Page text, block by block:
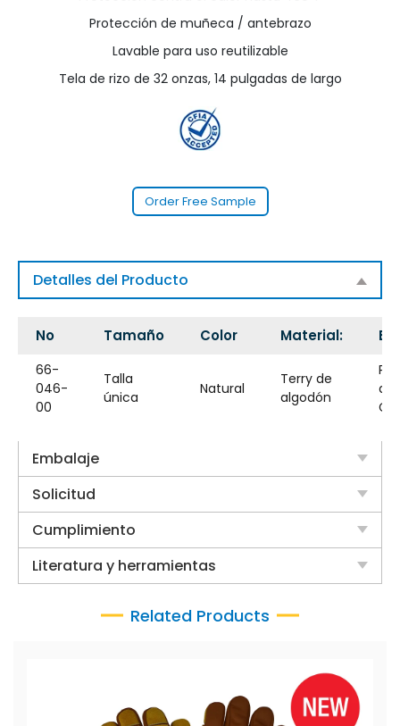
Protección de muñeca / antebrazo
Lavable para uso reutilizable
Tela de rizo de 32 onzas, 14 pulgadas de largo
Order Free Sample
Detalles del Producto
No Tamaño Color Material:
66-
046-
00
Talla
única
Natural
Terry de
algodón
de
Embalaje
Solicitud
Cumplimiento
Literatura y herramientas
Related Products